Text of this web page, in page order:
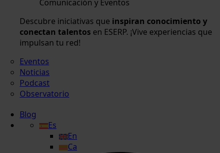
Comunicación y Eventos
Descubre iniciativas que inspiran conocimiento y
conectan talentos en ESERP. ¡Vive experiencias que
impulsan tu red!
Eventos
Noticias
Podcast
Observatorio
Blog
Es
En
Ca